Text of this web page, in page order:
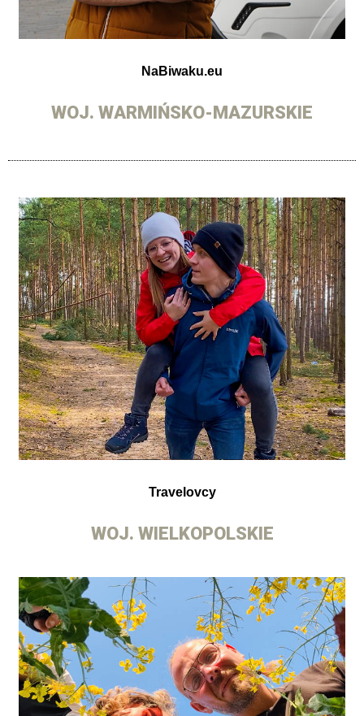
NaBiwaku.eu
WOJ. WARMIŃSKO-MAZURSKIE
Travelovcy
WOJ. WIELKOPOLSKIE